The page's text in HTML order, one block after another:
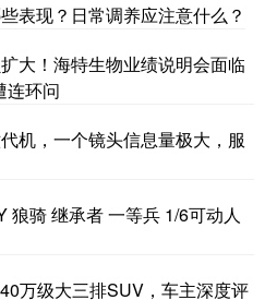
表现？日常调养应注意什么？
大！海特生物业绩说明会面临
连环问
机，一个镜头信息量极大，服
狼骑 继承者 一等兵 1/6可动人
万级大三排SUV，车主深度评